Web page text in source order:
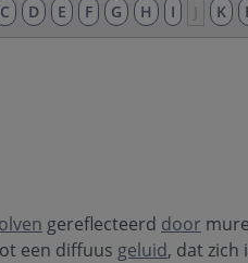
C D E F G H I K
gereflecteerd door
een diffuus geluid, dat zich